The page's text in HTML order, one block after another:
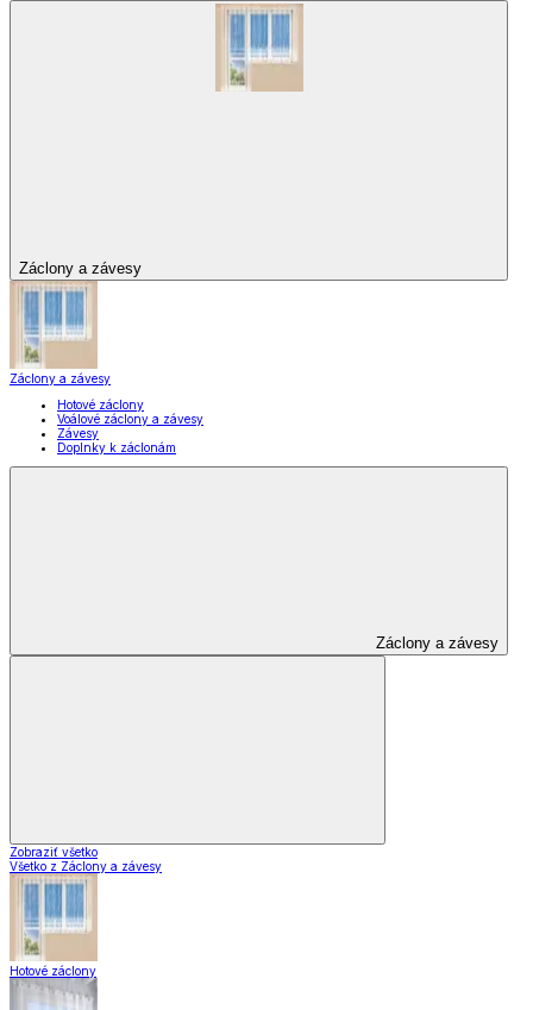
Záclony a závesy
Záclony a závesy
Hotové záclony
Voálové záclony a závesy
Závesy
Doplnky k záclonám
Záclony a závesy
Zobraziť všetko
Všetko z Záclony a závesy
Hotové záclony